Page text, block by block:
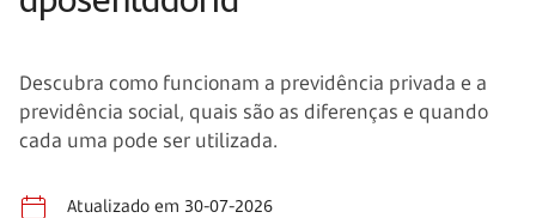
Descubra como funcionam a previdência privada e a
previdência social, quais são as diferenças e quando
cada uma pode ser utilizada.
Atualizado em 30-07-2026